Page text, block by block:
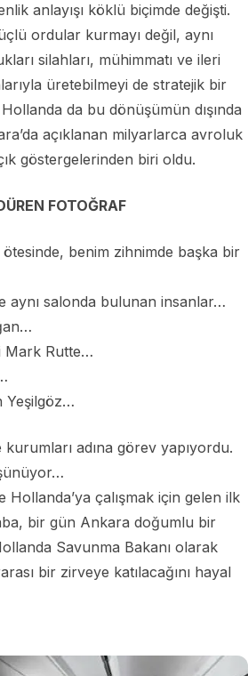
anlayışı köklü biçimde değişti.
ordular kurmayı değil, aynı
silahları, mühimmatı ve ileri
üretebilmeyi de stratejik bir
da bu dönüşümün dışında
açıklanan milyarlarca avroluk
göstergelerinden biri oldu.
FOTOĞRAF
benim zihnimde başka bir
aynı salonda bulunan insanlar…
Mark Rutte…
Yeşilgöz…
adına görev yapıyordu.
Hollanda’ya çalışmak için gelen ilk
bir gün Ankara doğumlu bir
Savunma Bakanı olarak
bir zirveye katılacağını hayal